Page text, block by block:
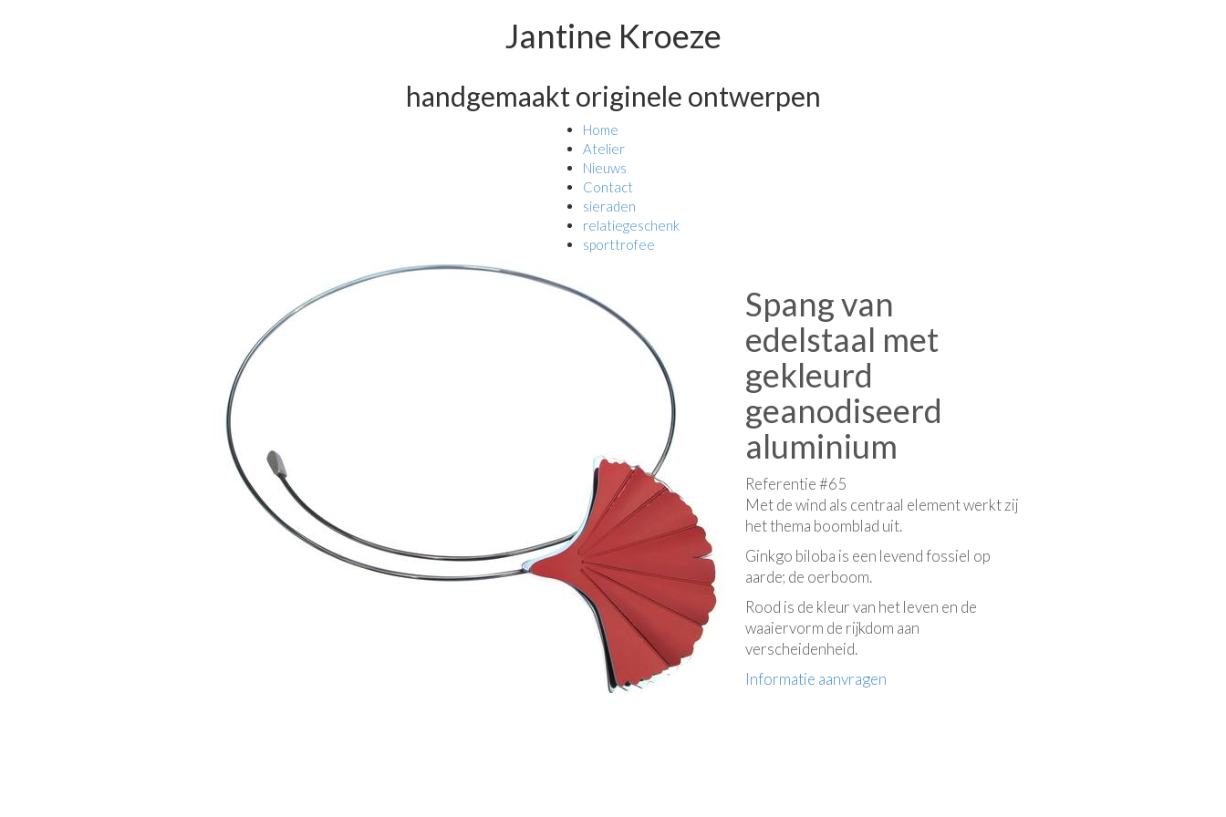
Jantine Kroeze
handgemaakt originele ontwerpen
Home
Atelier
Nieuws
Contact
sieraden
relatiegeschenk
sporttrofee
Spang van
edelstaal met
gekleurd
geanodiseerd
aluminium
Referentie #65
Met de wind als centraal element werkt zij
het thema boomblad uit.
Ginkgo biloba is een levend fossiel op
aarde; de oerboom.
Rood is de kleur van het leven en de
waaiervorm de rijkdom aan
verscheidenheid.
Informatie aanvragen